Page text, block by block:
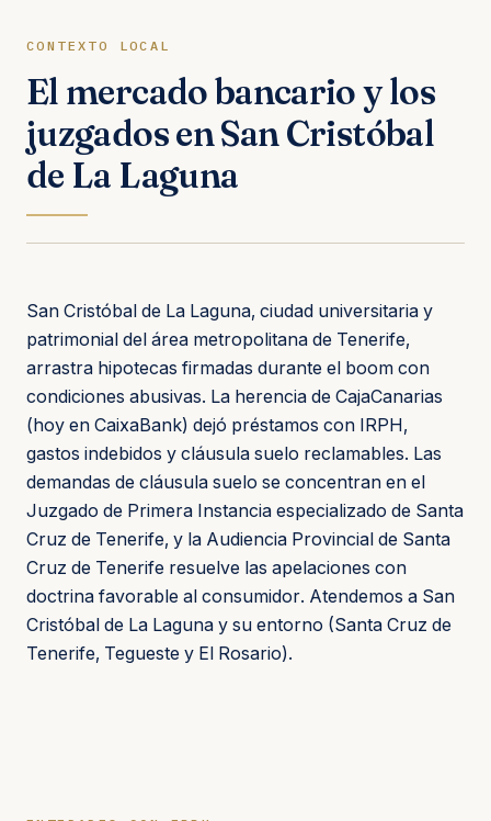
CONTEXTO LOCAL
El mercado bancario y los
juzgados en San Cristóbal
de La Laguna
San Cristóbal de La Laguna, ciudad universitaria y
patrimonial del área metropolitana de Tenerife,
arrastra hipotecas firmadas durante el boom con
condiciones abusivas. La herencia de CajaCanarias
(hoy en CaixaBank) dejó préstamos con IRPH,
gastos indebidos y cláusula suelo reclamables. Las
demandas de cláusula suelo se concentran en el
Juzgado de Primera Instancia especializado de Santa
Cruz de Tenerife, y la Audiencia Provincial de Santa
Cruz de Tenerife resuelve las apelaciones con
doctrina favorable al consumidor. Atendemos a San
Cristóbal de La Laguna y su entorno (Santa Cruz de
Tenerife, Tegueste y El Rosario).